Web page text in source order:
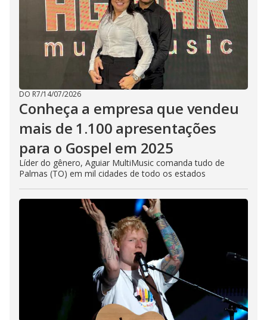
DO R7/14/07/2026
Conheça a empresa que vendeu
mais de 1.100 apresentações
para o Gospel em 2025
Líder do gênero, Aguiar MultiMusic comanda tudo de
Palmas (TO) em mil cidades de todo os estados